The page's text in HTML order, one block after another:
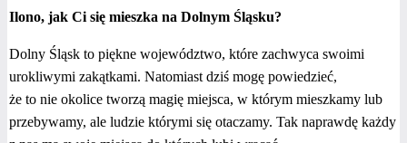
Ilono, jak Ci się mieszka na Dolnym Śląsku?
Dolny Śląsk to piękne województwo, które zachwyca swoimi
urokliwymi zakątkami. Natomiast dziś mogę powiedzieć,
że to nie okolice tworzą magię miejsca, w którym mieszkamy lub
przebywamy, ale ludzie którymi się otaczamy. Tak naprawdę każdy